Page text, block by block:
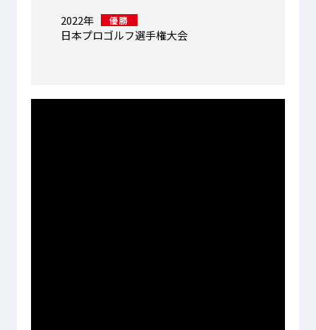
2022年
優勝
日本プロゴルフ選手権大会